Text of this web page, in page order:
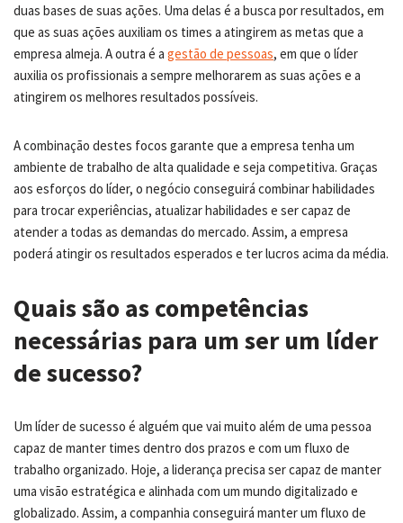
duas bases de suas ações. Uma delas é a busca por resultados, em
que as suas ações auxiliam os times a atingirem as metas que a
empresa almeja. A outra é a gestão de pessoas, em que o líder
auxilia os profissionais a sempre melhorarem as suas ações e a
atingirem os melhores resultados possíveis.
A combinação destes focos garante que a empresa tenha um
ambiente de trabalho de alta qualidade e seja competitiva. Graças
aos esforços do líder, o negócio conseguirá combinar habilidades
para trocar experiências, atualizar habilidades e ser capaz de
atender a todas as demandas do mercado. Assim, a empresa
poderá atingir os resultados esperados e ter lucros acima da média.
Quais são as competências
necessárias para um ser um líder
de sucesso?
Um líder de sucesso é alguém que vai muito além de uma pessoa
capaz de manter times dentro dos prazos e com um fluxo de
trabalho organizado. Hoje, a liderança precisa ser capaz de manter
uma visão estratégica e alinhada com um mundo digitalizado e
globalizado. Assim, a companhia conseguirá manter um fluxo de